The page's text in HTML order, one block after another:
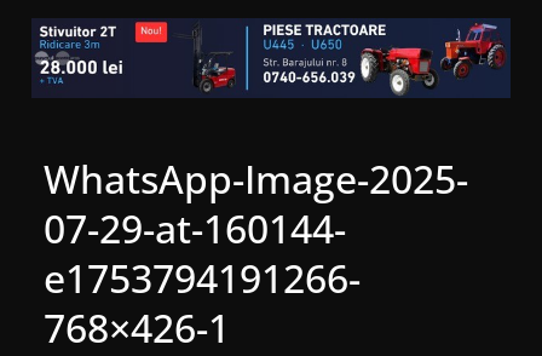
WhatsApp-Image-2025-
07-29-at-160144-
e1753794191266-
768×426-1